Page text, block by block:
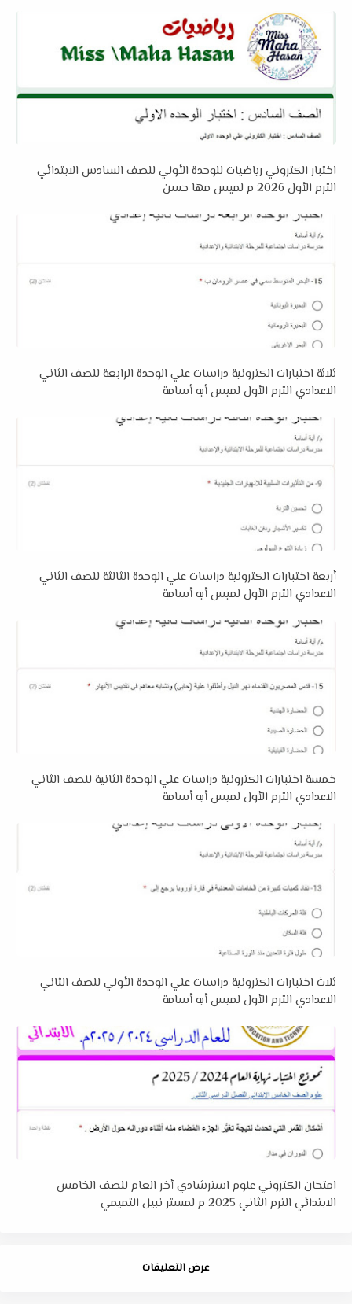
اختبار الكتروني رياضيات للوحدة الأولي للصف السادس الابتدائي
الترم الأول 2026 م لميس مها حسن
ثلاثة اختبارات الكترونية دراسات علي الوحدة الرابعة للصف الثاني
الاعدادي الترم الأول لميس أيه أسامة
أربعة اختبارات الكترونية دراسات علي الوحدة الثالثة للصف الثاني
الاعدادي الترم الأول لميس أيه أسامة
خمسة اختبارات الكترونية دراسات علي الوحدة الثانية للصف الثاني
الاعدادي الترم الأول لميس أيه أسامة
ثلاث اختبارات الكترونية دراسات علي الوحدة الأولي للصف الثاني
الاعدادي الترم الأول لميس أيه أسامة
امتحان الكتروني علوم استرشادي أخر العام للصف الخامس
الابتدائي الترم الثاني 2025 م لمستر نبيل التميمي
عرض التعليقات